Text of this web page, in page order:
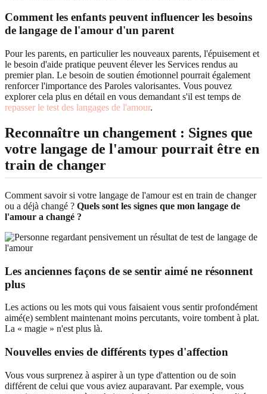
Comment les enfants peuvent influencer les besoins
de langage de l'amour d'un parent
Pour les parents, en particulier les nouveaux parents, l'épuisement et
le besoin d'aide pratique peuvent élever les Services rendus au
premier plan. Le besoin de soutien émotionnel pourrait également
renforcer l'importance des Paroles valorisantes. Vous pouvez
explorer cela plus en détail en vous demandant s'il est temps de
repasser le test des langages de l'amour.
Reconnaître un changement : Signes que
votre langage de l'amour pourrait être en
train de changer
Comment savoir si votre langage de l'amour est en train de changer
ou a déjà changé ? Quels sont les signes que mon langage de
l'amour a changé ?
Les anciennes façons de se sentir aimé ne résonnent
plus
Les actions ou les mots qui vous faisaient vous sentir profondément
aimé(e) semblent maintenant moins percutants, voire tombent à plat.
La « magie » n'est plus là.
Nouvelles envies de différents types d'affection
Vous vous surprenez à aspirer à un type d'attention ou de soin
différent de celui que vous aviez auparavant. Par exemple, vous